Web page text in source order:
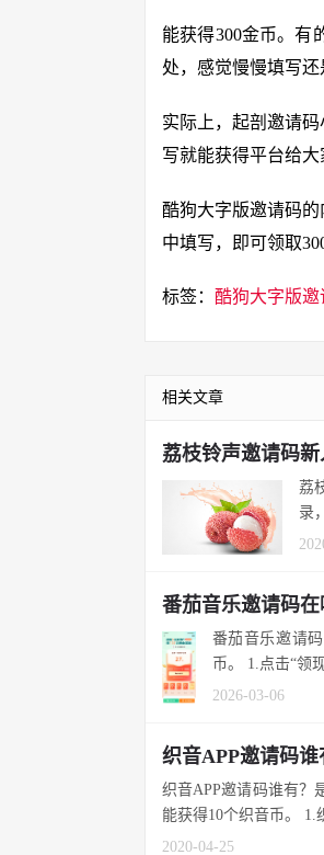
能获得300金币。有
处，感觉慢慢填写还
实际上，起剖邀请
写就能获得平台给大
酷狗大字版邀请码
中填写，即可领取
标签： 酷狗大字版邀
相关文章
荔枝铃声邀请码
荔
录
番茄音乐邀请码
番茄音乐邀请
币。 1.点击“领
2026-03-06
织音APP邀请码谁
织音APP邀请码谁有？
能获得10个织音币。 1.
2020-04-25